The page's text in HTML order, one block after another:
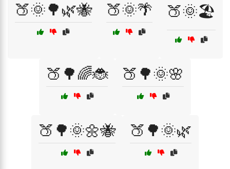
🍑🌞🌳🌿🐝 🍑🌞🌴 🍑🌞🏖️
🍑🌳🌈🐞 🍑🌳🌞🌸
🍑🌳🌞🌼🐝 🍑🌳🌞🌿